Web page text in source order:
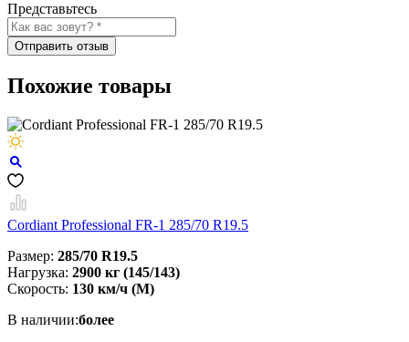
Представьтесь
Отправить отзыв
Похожие товары
Cordiant Professional FR-1 285/70 R19.5
Размер: 285/70 R19.5
Нагрузка: 2900 кг (145/143)
Скорость: 130 км/ч (M)
В наличии:более